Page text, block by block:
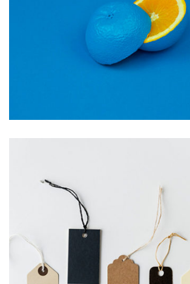
Star Rack
PROJECT
Star Rack
PROJECT